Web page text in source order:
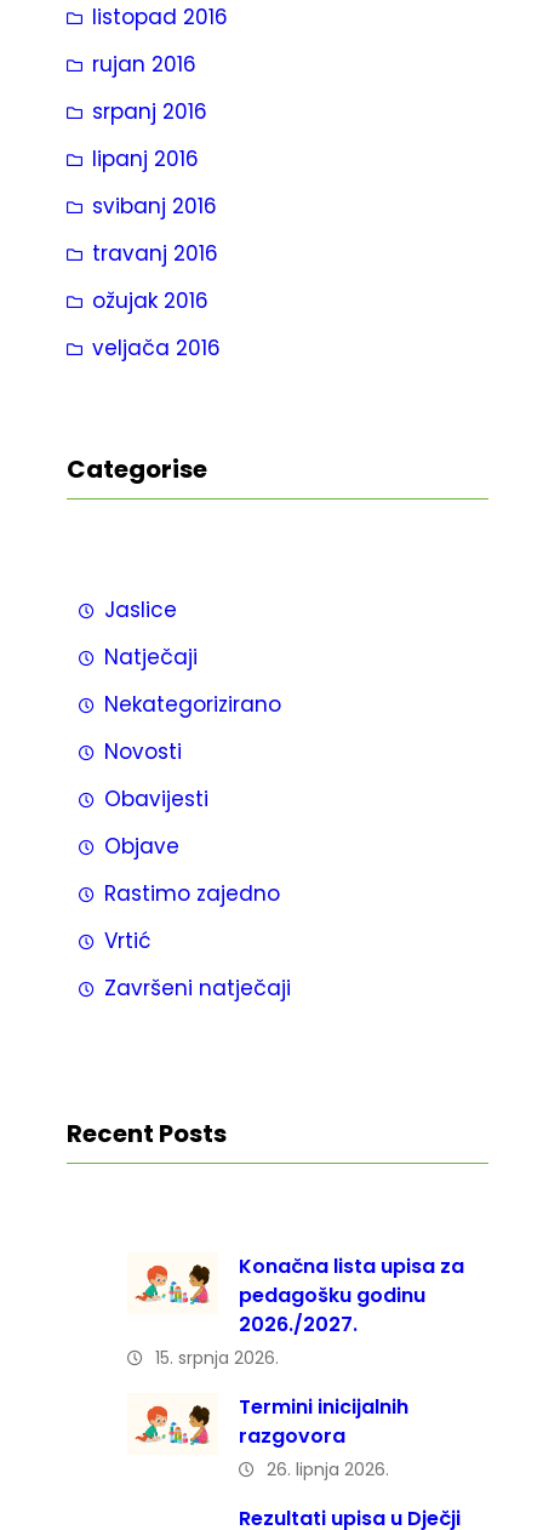
listopad 2016
rujan 2016
srpanj 2016
lipanj 2016
svibanj 2016
travanj 2016
ožujak 2016
veljača 2016
Categorise
Jaslice
Natječaji
Nekategorizirano
Novosti
Obavijesti
Objave
Rastimo zajedno
Vrtić
Završeni natječaji
Recent Posts
Konačna lista upisa za
pedagošku godinu
2026./2027.
15. srpnja 2026.
Termini inicijalnih
razgovora
26. lipnja 2026.
Rezultati upisa u Dječji